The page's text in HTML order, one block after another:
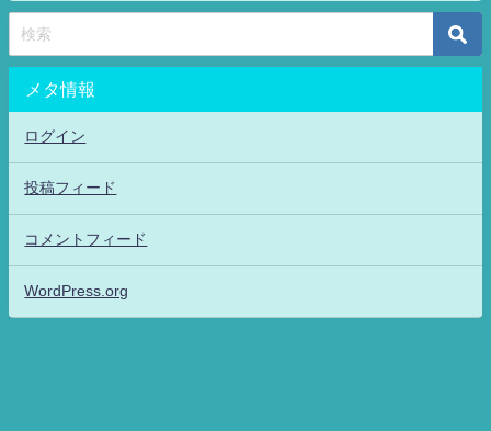
メタ情報
ログイン
投稿フィード
コメントフィード
WordPress.org